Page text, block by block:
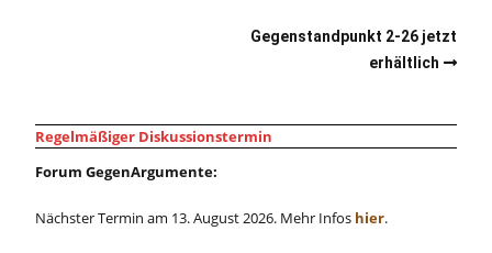
Gegenstandpunkt 2-26 jetzt
erhältlich
Regelmäßiger Diskussionstermin
Forum GegenArgumente:
Nächster Termin am 13. August 2026. Mehr Infos hier.